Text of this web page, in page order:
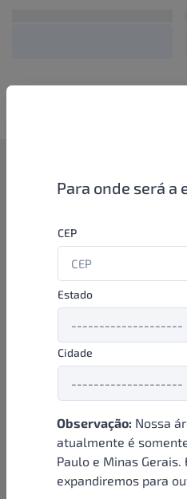
Para onde será a
CEP
Estado
Cidade
Observação: Nossa
atualmente é
Paulo e Minas Gerais.
expandiremos para
Como funciona
aproveitar as promoções e
beleza e higiene em nossa
comprando de seus
distribuidores para comprar cada
agilidade. Aproveite!
Formas de pagamento
Institucional
Sobre nós
Condições e termos